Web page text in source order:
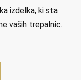
izdelka, ki sta
vaših trepalnic.